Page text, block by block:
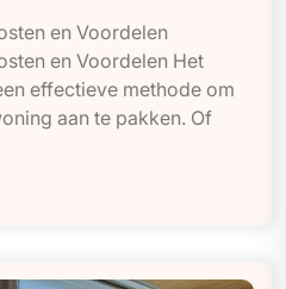
en Voordelen
en Voordelen Het
effectieve methode om
aan te pakken. Of